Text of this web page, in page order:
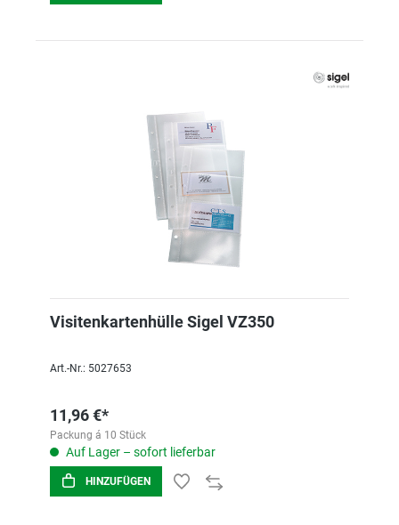
Visitenkartenhülle Sigel VZ350
Art.-Nr.: 5027653
11,96 €*
Packung á 10 Stück
Auf Lager – sofort lieferbar
HINZUFÜGEN